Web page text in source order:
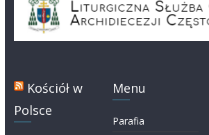
Kościół w
Polsce
Menu
Parafia